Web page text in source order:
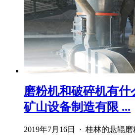
磨粉机和破碎机有什
矿山设备制造有限 ...
2019年7月16日 · 桂林的悬辊